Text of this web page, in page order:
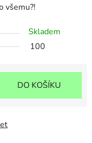
všemu?!
Skladem
100
DO KOŠÍKU